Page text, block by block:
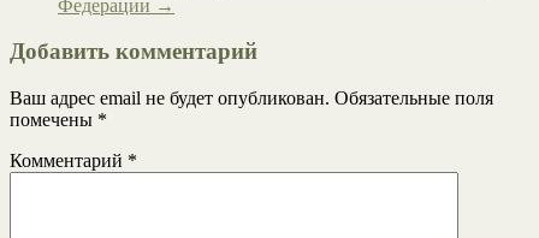
Федерации →
Добавить комментарий
Ваш адрес email не будет опубликован. Обязательные поля
помечены *
Комментарий *